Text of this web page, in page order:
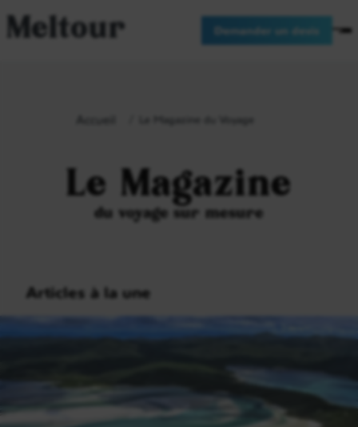
Meltour Demander un devis
Le Magazine
du voyage sur mesure
Articles à la une